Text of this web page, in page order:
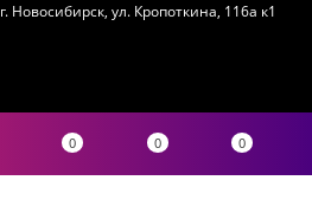
г. Новосибирск, ул. Кропоткина, 116а к1
0 0 0